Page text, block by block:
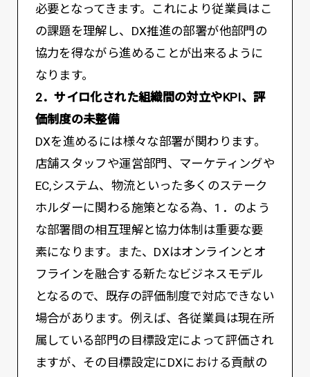
必要となってきます。これにより従業員はこ
の課題を理解し、DX推進の部署が他部門の
協力を得ながら進めることが出来るように
なります。
2．サイロ化された組織間の対立やKPI、評
価制度の未整備
DXを進めるには様々な部署が関わります。
店舗スタッフや運営部門、マーケティングや
EC,システム、物流といった多くのステーク
ホルダーに関わる施策となる為、1．のよう
な部署間の相互理解と協力体制は重要な要
素になります。また、DXはオンラインとオ
フラインを融合する新たなビジネスモデル
となるので、既存の評価制度で対応できない
場合があります。例えば、各従業員は現在所
属している部門の目標設定によって評価され
ますが、その目標設定にDXにおける貢献の